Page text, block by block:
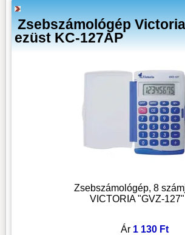
Zsebszámológép
ezüst KC-127AP
Zsebszámológép, 8
VICTORIA "GVZ-127"
Ár 1 130 Ft